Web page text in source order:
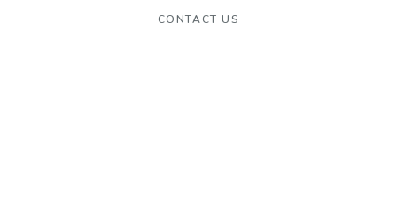
CONTACT US